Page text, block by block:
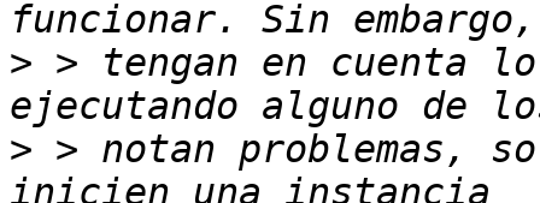
> > tengan en cuenta
> > notan problemas,